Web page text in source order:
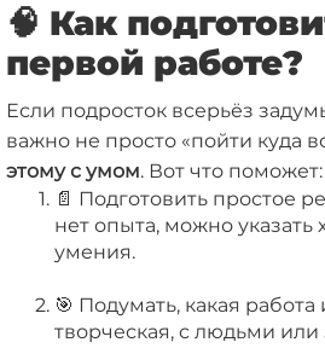
🧠 Как
первой работе?
Если подросток всерьёз
важно не просто «пойти куда
этому с умом. Вот что поможет:
📄 Подготовить простое
нет опыта, можно указать
умения.
🎯 Подумать, какая
творческая, с людьми